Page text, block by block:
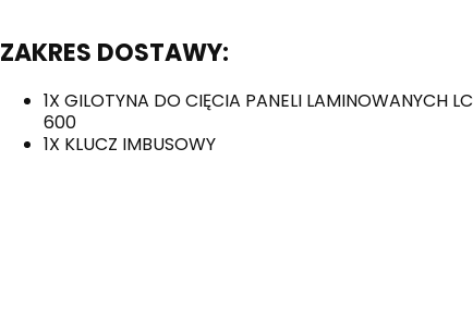
ZAKRES DOSTAWY:
1X GILOTYNA DO CIĘCIA PANELI LAMINOWANYCH LC
600
1X KLUCZ IMBUSOWY